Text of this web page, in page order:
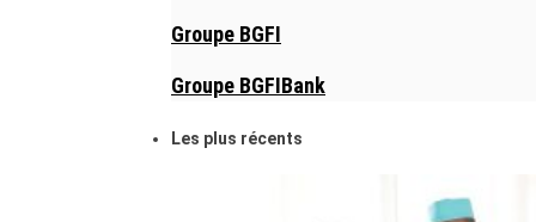
Groupe BGFI
Groupe BGFIBank
Les plus récents